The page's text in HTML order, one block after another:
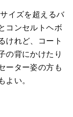
イズを超えるバ
コンセルトヘボ
けれど、コート
の背にかけたり
ーター姿の方も
い。